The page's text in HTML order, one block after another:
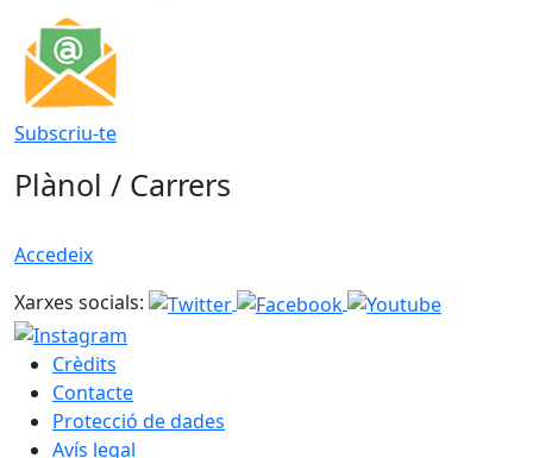
Subscriu-te
Plànol / Carrers
Accedeix
Xarxes socials:
Crèdits
Contacte
Protecció de dades
Avís legal